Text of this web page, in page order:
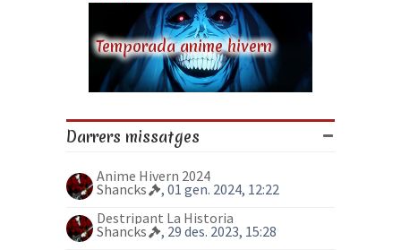
Temporada anime hivern
Darrers missatges
Anime Hivern 2024
Shancks
, 01 gen. 2024, 12:22
Destripant La Historia
Shancks
, 29 des. 2023, 15:28